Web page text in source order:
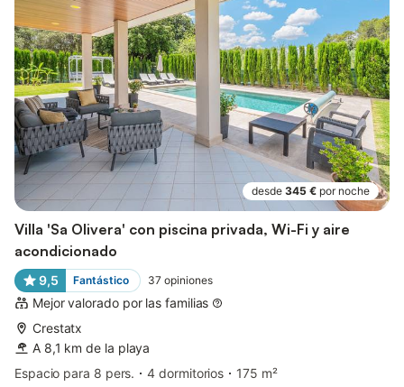
desde 345 € por noche
Villa 'Sa Olivera' con piscina privada, Wi-Fi y aire
acondicionado
9,5 Fantástico 37 opiniones
Mejor valorado por las familias
Crestatx
A 8,1 km de la playa
Espacio para 8 pers.
4 dormitorios
175 m²